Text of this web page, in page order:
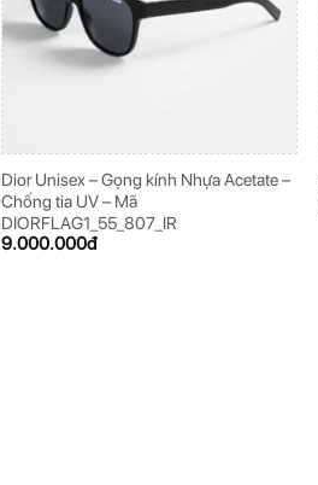
Dior Unisex – Gọng kính Nhựa Acetate –
Chống tia UV – Mã
DIORFLAG1_55_807_IR
9.000.000đ